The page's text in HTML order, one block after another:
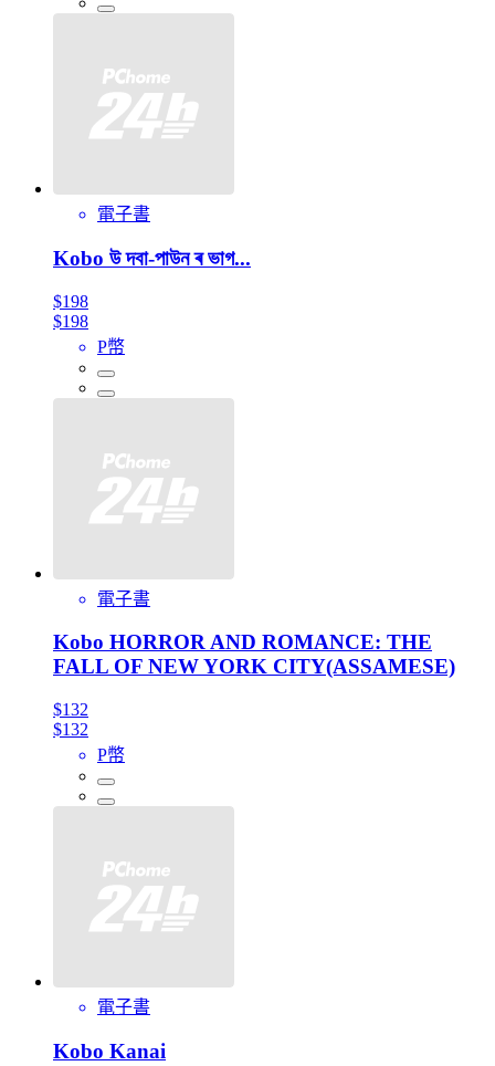
電子書
Kobo উ দবা-পাউন ৰ ভাগ...
$198
$198
P幣
電子書
Kobo HORROR AND ROMANCE: THE
FALL OF NEW YORK CITY(ASSAMESE)
$132
$132
P幣
電子書
Kobo Kanai